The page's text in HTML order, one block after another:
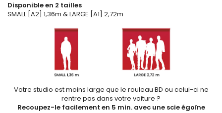
Disponible en 2 tailles
SMALL [A2] 1,36m & LARGE [A1] 2,72m
Votre studio est moins large que le rouleau BD ou celui-ci ne
rentre pas dans votre voiture ?
Recoupez-le facilement en 5 min. avec une scie égoïne